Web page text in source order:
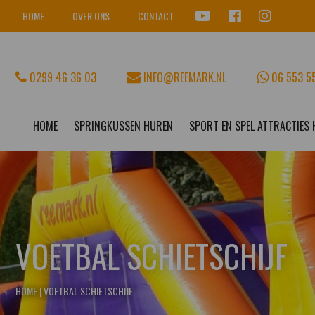
HOME OVER ONS CONTACT
0299 46 36 03 INFO@REEMARK.NL 06 553
HOME SPRINGKUSSEN HUREN SPORT EN SPEL ATTRACTIES
VOETBAL SCHIETSCHIJF
HOME|VOETBAL SCHIETSCHIJF